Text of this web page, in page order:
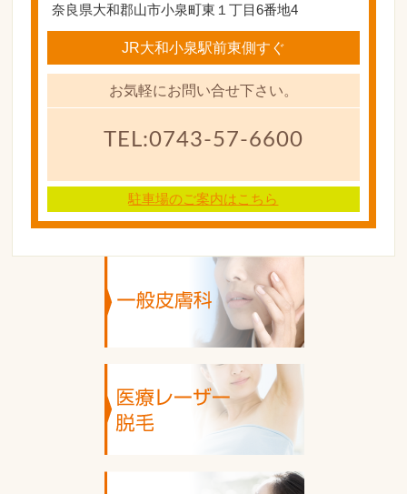
奈良県大和郡山市小泉町東１丁目6番地4
JR大和小泉駅前東側すぐ
お気軽にお問い合せ下さい。
TEL:0743-57-6600
駐車場のご案内はこちら